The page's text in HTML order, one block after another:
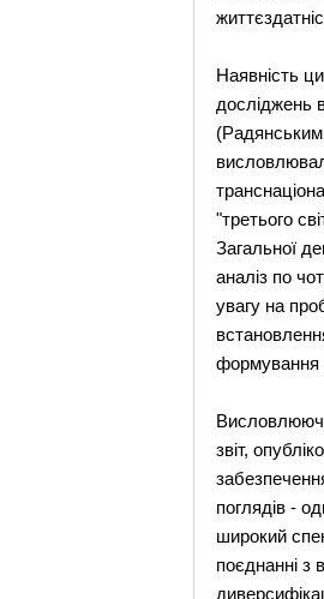
Наявність
досліджень
"третього
Загальної
аналіз по
увагу на
формування
звіт,
поглядів -
широкий
поєднанні з